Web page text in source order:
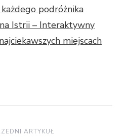
podróżnika
Istrii – Interaktywny
miejscach
ARTYKUŁ